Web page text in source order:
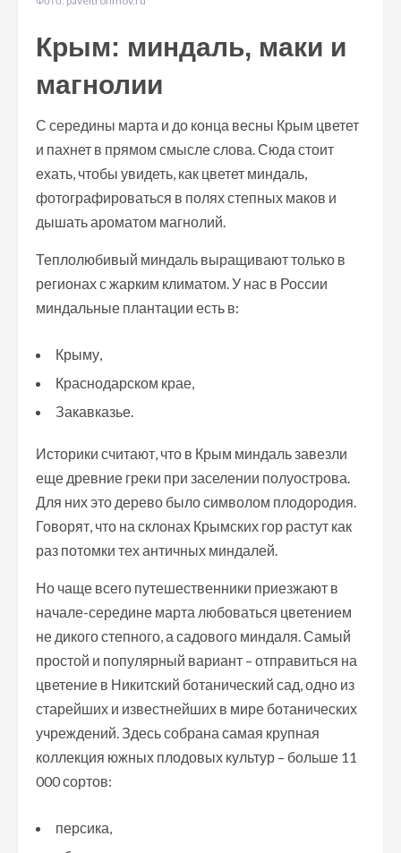
Крым: миндаль, маки и
магнолии
С середины марта и до конца весны Крым цветет
и пахнет в прямом смысле слова. Сюда стоит
ехать, чтобы увидеть, как цветет миндаль,
фотографироваться в полях степных маков и
дышать ароматом магнолий.
Теплолюбивый миндаль выращивают только в
регионах с жарким климатом. У нас в России
миндальные плантации есть в:
Крыму,
Краснодарском крае,
Закавказье.
Историки считают, что в Крым миндаль завезли
еще древние греки при заселении полуострова.
Для них это дерево было символом плодородия.
Говорят, что на склонах Крымских гор растут как
раз потомки тех античных миндалей.
Но чаще всего путешественники приезжают в
начале-середине марта любоваться цветением
не дикого степного, а садового миндаля. Самый
простой и популярный вариант – отправиться на
цветение в Никитский ботанический сад, одно из
старейших и известнейших в мире ботанических
учреждений. Здесь собрана самая крупная
коллекция южных плодовых культур – больше 11
000 сортов:
персика,